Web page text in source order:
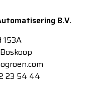
B.V.
153A
23 54 44